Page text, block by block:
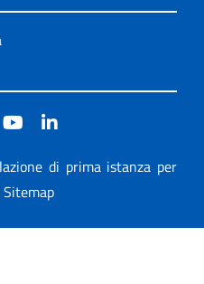
di prima istanza per
Sitemap